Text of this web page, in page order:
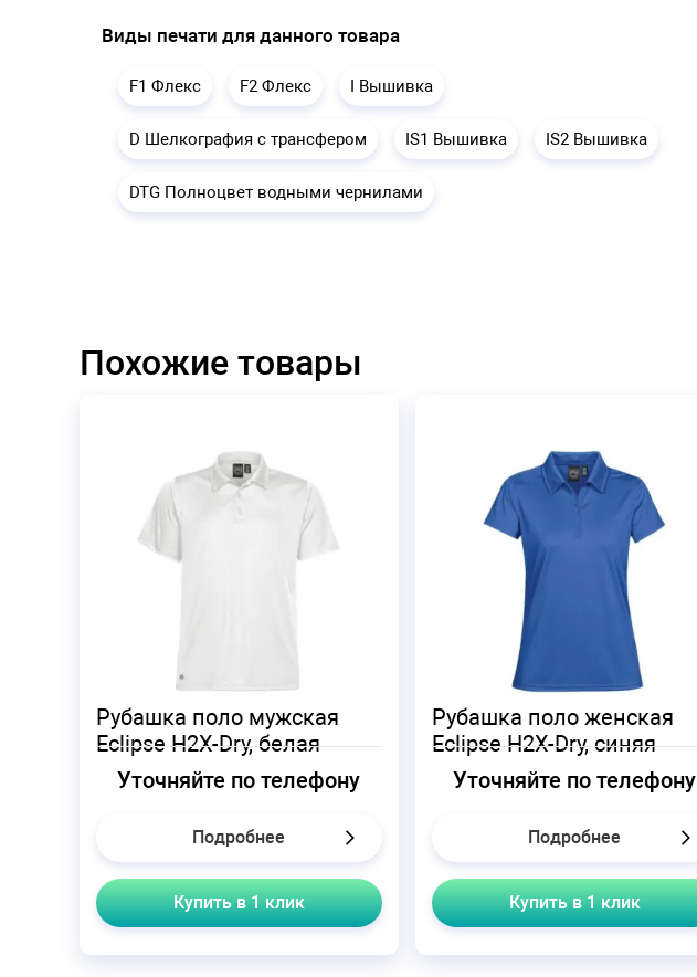
Виды печати для данного товара
F1 Флекс F2 Флекс I Вышивка
D Шелкография с трансфером IS1 Вышивка IS2 Вышивка
DTG Полноцвет водными чернилами
Похожие товары
Рубашка поло мужская
Eclipse H2X-Dry, белая
Уточняйте по телефону
Подробнее
Купить в 1 клик
Рубашка поло женская
Eclipse H2X-Dry, синяя
Уточняйте по телефону
Подробнее
Купить в 1 клик